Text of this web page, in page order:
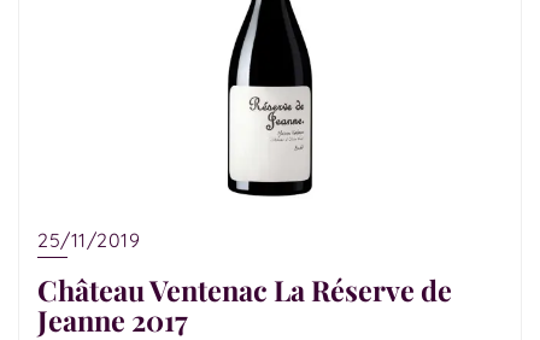
25/11/2019
Château Ventenac La Réserve de
Jeanne 2017